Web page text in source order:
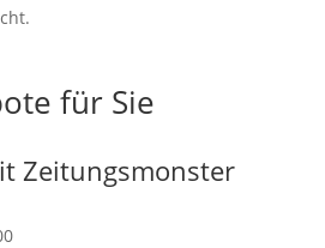
für Sie
Zeitungsmonster